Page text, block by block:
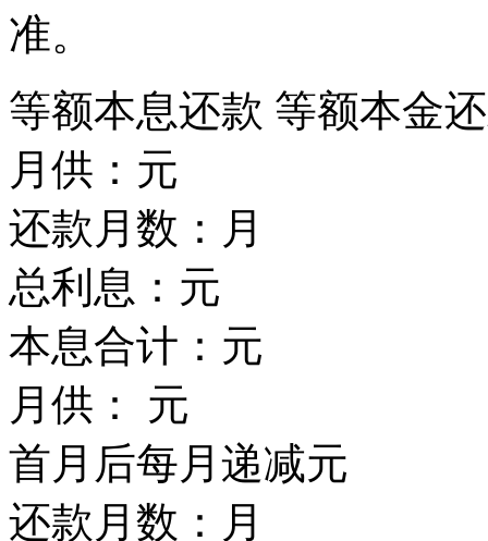
准。
等额本息还款 等额本金
月供： 元
还款月数： 月
总利息： 元
本息合计： 元
月供：
元
首月后每月递减元
还款月数： 月